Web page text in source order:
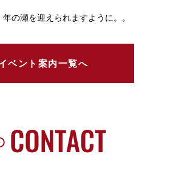
の瀬を迎えられますように。。
ベント案内一覧へ